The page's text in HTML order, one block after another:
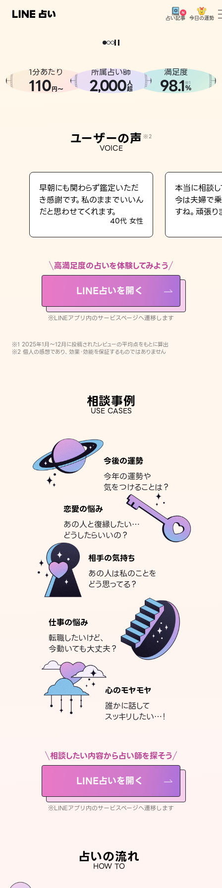
占い記事 今日の運勢
相談事例
LINE占いを開く
※LINEアプリ内のサービスページへ遷移します
どうせなら
。
1分あたり
110円〜
所属占い師
2,000人
超
満足度
98.1※1
%
ユーザーの声 ※2
VOICE
早朝にも関わらず鑑定いただ
き感謝です。私のままでいいん
だと思わせてくれます。
40代 女性
本当に相談し
今は夫婦で
すね。頑張り
高満足度の占いを体験してみよう
LINE占いを開く
※LINEアプリ内のサービスページへ遷移します
※1 2025年1月〜12月に投稿されたレビューの平均点をもとに算出
※2 個人の感想であり、効果・効能を保証するものではありません
相談事例
USE CASES
今後の運勢
今年の運勢や
気をつけることは？
恋愛の悩み
あの人と復縁したい…
どうしたらいいの？
相手の気持ち
あの人は私のことを
どう思ってる？
仕事の悩み
転職したいけど、
今動いても大丈夫？
心のモヤモヤ
誰かに話して
スッキリしたい…！
相談したい内容から占い師を探そう
LINE占いを開く
※LINEアプリ内のサービスページへ遷移します
占いの流れ
HOW TO